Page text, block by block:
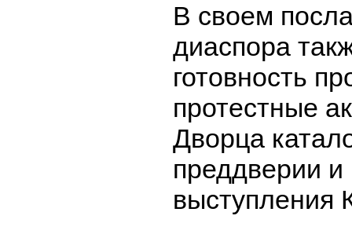
В своем
диаспора
готовность
протестные
Дворца
преддверии
выступления